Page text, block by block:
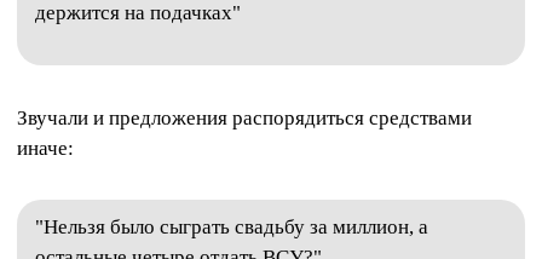
держится на подачках"
Звучали и предложения распорядиться средствами
иначе:
"Нельзя было сыграть свадьбу за миллион, а